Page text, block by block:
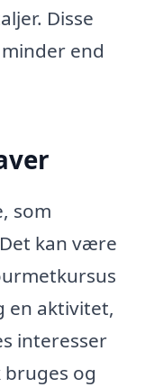
Disse
end
som
kan være
en aktivitet,
interesser
og